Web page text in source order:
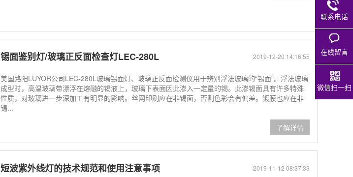
2019-12-20 14:16:55
锡面鉴别灯/玻璃正反面检查灯LEC-280L
美国路阳LUYOR公司LEC-280L玻璃锡面灯、玻璃正反面检测仪用于辨别浮法玻璃的“锡面”。浮法玻璃
成型时，高温玻璃带漂浮在熔融的锡液上，玻璃下表面因此渗入一定量的锡。此渗锡面具有许多特殊
性质，对玻璃进一步深加工有明显的影响。丝网印刷应在非锡面，否则色彩会有偏差。镀膜也应在非
锡...
了解详情
2019-11-12 08:37:33
短波紫外线灯的技术规范和使用注意事项
联系电话
在线留言
微信扫一扫